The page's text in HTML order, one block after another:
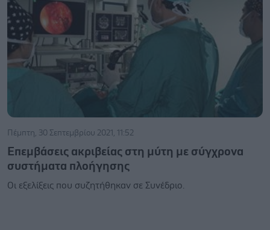
Πέμπτη, 30 Σεπτεμβρίου 2021, 11:52
Επεμβάσεις ακριβείας στη μύτη με σύγχρονα
συστήματα πλοήγησης
Οι εξελίξεις που συζητήθηκαν σε Συνέδριο.